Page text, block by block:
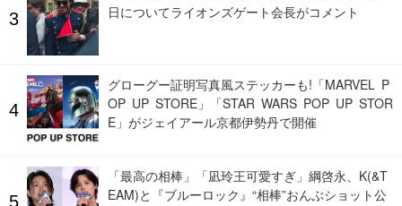
日についてライオンズゲート会長がコメント
グローグー証明写真風ステッカーも!「MARVEL P
OP UP STORE」「STAR WARS POP UP STOR
E」がジェイアール京都伊勢丹で開催
「最高の相棒」「凪玲王可愛すぎ」綱啓永、K(&T
EAM)と『ブルーロック』“相棒”おんぶショット公